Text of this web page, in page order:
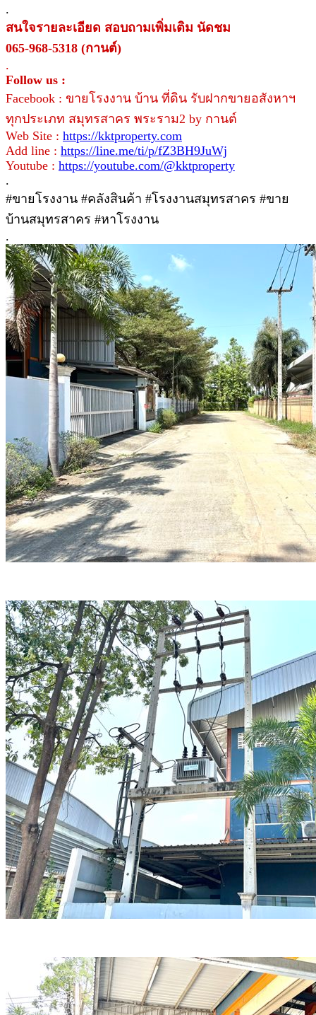
.
สนใจรายละเอียด สอบถามเพิ่มเติม นัดชม
065-968-5318 (กานต์)
.
Follow us :
Facebook : ขายโรงงาน บ้าน ที่ดิน รับฝากขายอสังหาฯ
ทุกประเภท สมุทรสาคร พระราม2 by กานต์
Web Site : https://kktproperty.com
Add line : https://line.me/ti/p/fZ3BH9JuWj
Youtube : https://youtube.com/@kktproperty
.
#ขายโรงงาน #คลังสินค้า #โรงงานสมุทรสาคร #ขาย
บ้านสมุทรสาคร #หาโรงงาน
.